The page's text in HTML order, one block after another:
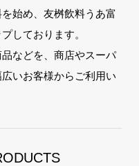
始め、友桝飲料うあ富
しております。
などを、商店やスーパ
いお客様からご利用い